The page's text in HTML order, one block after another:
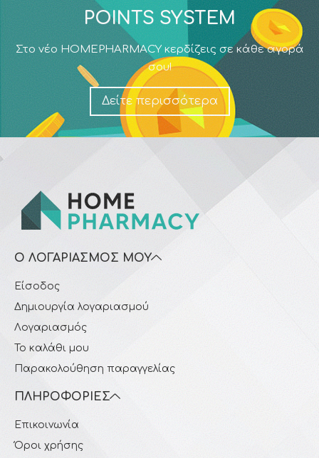
POINTS SYSTEM
Στο νέο HOMEPHARMACY κερδίζεις σε κάθε αγορά
σου!
Δείτε περισσότερα
Ο ΛΟΓΑΡΙΑΣΜΌΣ ΜΟΥ
Είσοδος
Δημιουργία λογαριασμού
Λογαριασμός
Το καλάθι μου
Παρακολούθηση παραγγελίας
ΠΛΗΡΟΦΟΡΊΕΣ
Επικοινωνία
Όροι χρήσης